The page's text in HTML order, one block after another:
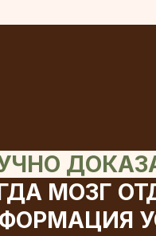
МОЗГ